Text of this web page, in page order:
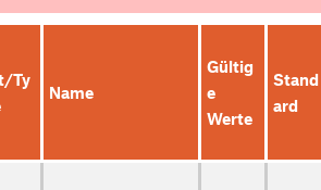
Ty
Name
Gültig
e
Werte
Stand
ard